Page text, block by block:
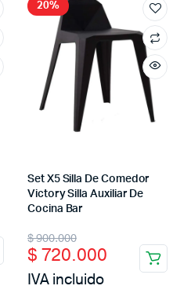
20%
Set X5 Silla De Comedor
Victory Silla Auxiliar De
Cocina Bar
$900.000
Original
price
was:
$ 720.000
Current
price
is:
IVA incluido